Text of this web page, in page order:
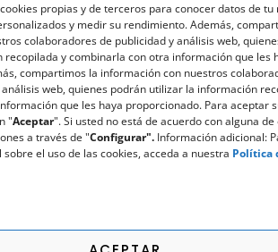
propias y de terceros para conocer datos de tu
y medir su rendimiento. Además,
colaboradores de publicidad y análisis web,
y combinarla con otra información que les
compartimos la información con nuestros
web, quienes podrán utilizar la información
que les haya proporcionado. Para aceptar
"Aceptar". Si usted no está de acuerdo con alguna
a través de "Configurar". Información adicional:
el uso de las cookies, acceda a nuestra Política